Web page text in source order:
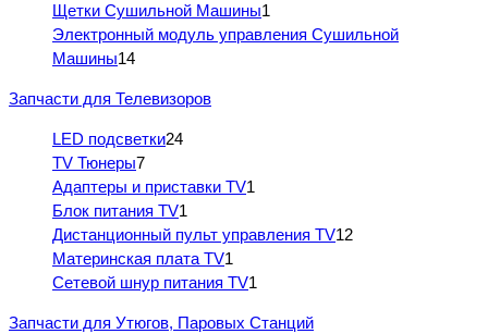
Щетки Сушильной Машины1
Электронный модуль управления Сушильной
Машины14
Запчасти для Телевизоров
LED подсветки24
TV Тюнеры7
Адаптеры и приставки TV1
Блок питания TV1
Дистанционный пульт управления TV12
Материнская плата TV1
Сетевой шнур питания TV1
Запчасти для Утюгов, Паровых Станций